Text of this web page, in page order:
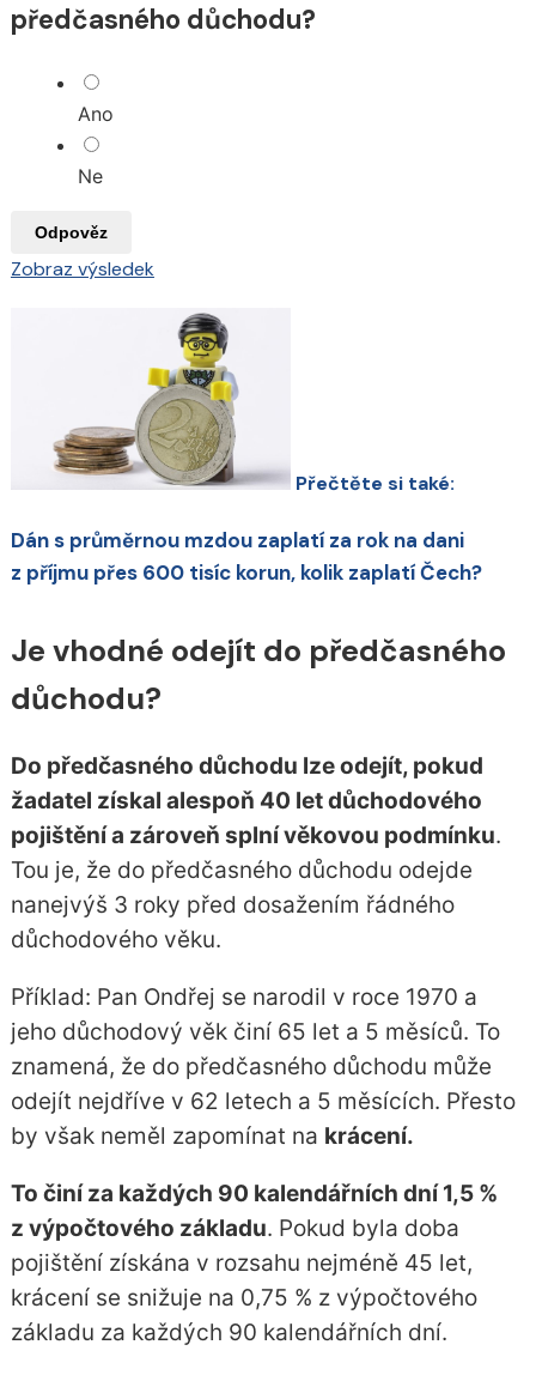
předčasného důchodu?
Ano
Ne
Odpověz
Zobraz výsledek
Přečtěte si také:
Dán s průměrnou mzdou zaplatí za rok na dani
z příjmu přes 600 tisíc korun, kolik zaplatí Čech?
Je vhodné odejít do předčasného
důchodu?
Do předčasného důchodu lze odejít, pokud
žadatel získal alespoň 40 let důchodového
pojištění a zároveň splní věkovou podmínku.
Tou je, že do předčasného důchodu odejde
nanejvýš 3 roky před dosažením řádného
důchodového věku.
Příklad: Pan Ondřej se narodil v roce 1970 a
jeho důchodový věk činí 65 let a 5 měsíců. To
znamená, že do předčasného důchodu může
odejít nejdříve v 62 letech a 5 měsících. Přesto
by však neměl zapomínat na krácení.
To činí za každých 90 kalendářních dní 1,5 %
z výpočtového základu. Pokud byla doba
pojištění získána v rozsahu nejméně 45 let,
krácení se snižuje na 0,75 % z výpočtového
základu za každých 90 kalendářních dní.